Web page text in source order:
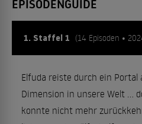
EPISODENGUIDE
1. Staffel 1 (14 Episoden •
Elfuda reiste durch ein Portal
Dimension in unsere Welt …
konnte nicht mehr